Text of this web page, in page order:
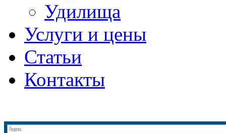
Удилища
Услуги и цены
Статьи
Контакты